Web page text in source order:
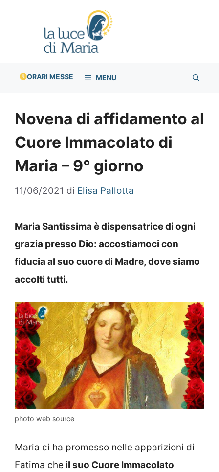
ORARI MESSE MENU
Novena di affidamento al
Cuore Immacolato di
Maria – 9° giorno
11/06/2021 di Elisa Pallotta
Maria Santissima è dispensatrice di ogni
grazia presso Dio: accostiamoci con
fiducia al suo cuore di Madre, dove siamo
accolti tutti.
photo web source
Maria ci ha promesso nelle apparizioni di
Fatima che il suo Cuore Immacolato